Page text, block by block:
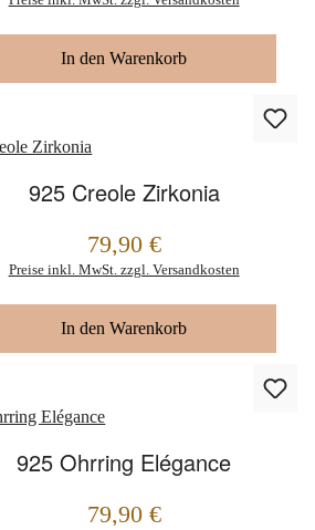
In den Warenkorb
925 Creole Zirkonia
79,90 €
Preise inkl. MwSt. zzgl. Versandkosten
In den Warenkorb
925 Ohrring Elégance
79,90 €